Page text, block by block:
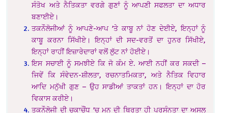
ਸੰਤੋਖ ਅਤੇ ਨੈਤਿਕਤਾ ਵਰਗੇ ਗੁਣਾਂ ਨੂੰ ਆਪਣੀ ਸਫਲਤਾ ਦਾ ਅਧਾਰ
ਬਣਾਈਏ।
ਤਕਨੌਲੋਜੀਆਂ ਨੂੰ ਆਪਣੇ-ਆਪ ’ਤੇ ਕਾਬੂ ਨਾਂ ਹੋਣ ਦੇਈਏ, ਇਨ੍ਹਾਂ ਨੂੰ
ਕਾਬੂ ਕਰਨਾ ਸਿੱਖੀਏ। ਇਨ੍ਹਾਂ ਦੀ ਸਦ-ਵਰਤੋਂ ਦਾ ਹੁਨਰ ਸਿੱਖੀਏ,
ਇਨ੍ਹਾਂ ਰਾਹੀਂ ਇਜ਼ਾਰੇਦਾਰਾਂ ਵਲੋਂ ਲੁੱਟ ਨਾਂ ਹੋਈਏ।
ਇਸ ਸਚਾਈ ਨੂੰ ਸਮਝੀਏ ਕਿ ਜੋ ਕੰਮ ਏ. ਆਈ ਨਹੀਂ ਕਰ ਸਕਦੀ –
ਜਿਵੇਂ ਕਿ ਸੰਵੇਦਨ-ਸ਼ੀਲਤਾ, ਰਚਨਾਤਮਿਕਤਾ, ਅਤੇ ਨੈਤਿਕ ਵਿਹਾਰ
ਆਦਿ ਮਨੁੱਖੀ ਗੁਣ – ਉਹ ਸਾਡੀਆਂ ਤਾਕਤਾਂ ਹਨ। ਇਨ੍ਹਾਂ ਦਾ ਹੋਰ
ਵਿਕਾਸ ਕਰੀਏ।
ਤਕਨੌਲੋਜੀ ਦੀ ਚਕਾਚੌਂਧ ’ਚ ਮਨ ਦੀ ਥਿਰਤਾ ਹੀ ਪ੍ਰਸੰਨਤਾ ਦਾ ਅਸਲ